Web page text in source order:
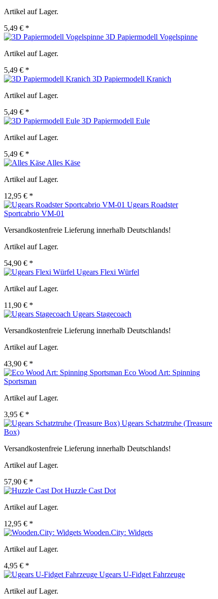
Artikel auf Lager.
5,49 € *
3D Papiermodell Vogelspinne
Artikel auf Lager.
5,49 € *
3D Papiermodell Kranich
Artikel auf Lager.
5,49 € *
3D Papiermodell Eule
Artikel auf Lager.
5,49 € *
Alles Käse
Artikel auf Lager.
12,95 € *
Ugears Roadster
Sportcabrio VM-01
Versandkostenfreie Lieferung innerhalb Deutschlands!
Artikel auf Lager.
54,90 € *
Ugears Flexi Würfel
Artikel auf Lager.
11,90 € *
Ugears Stagecoach
Versandkostenfreie Lieferung innerhalb Deutschlands!
Artikel auf Lager.
43,90 € *
Eco Wood Art: Spinning
Sportsman
Artikel auf Lager.
3,95 € *
Ugears Schatztruhe (Treasure
Box)
Versandkostenfreie Lieferung innerhalb Deutschlands!
Artikel auf Lager.
57,90 € *
Huzzle Cast Dot
Artikel auf Lager.
12,95 € *
Wooden.City: Widgets
Artikel auf Lager.
4,95 € *
Ugears U-Fidget Fahrzeuge
Artikel auf Lager.